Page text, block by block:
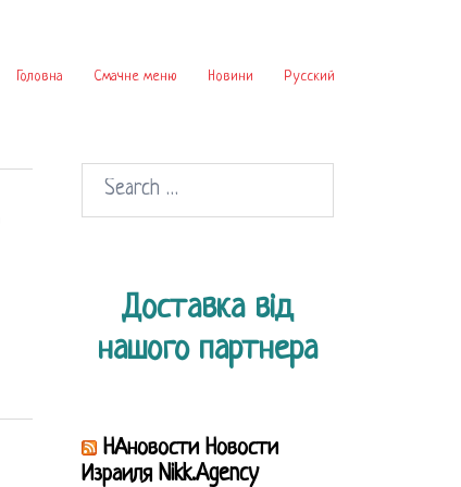
Головна Смачне меню Новини Русский
Search
for:
Доставка від
нашого партнера
НАновости Новости
Израиля Nikk.Agency